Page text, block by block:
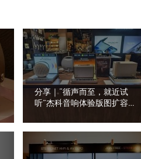
分享｜“循声而至，就近试
听”杰科音响体验版图扩容，